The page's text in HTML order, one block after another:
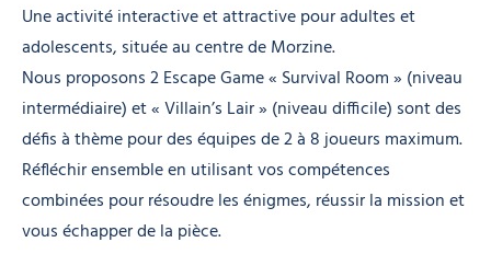
Une activité interactive et attractive pour adultes et
adolescents, située au centre de Morzine.
Nous proposons 2 Escape Game « Survival Room » (niveau
intermédiaire) et « Villain’s Lair » (niveau difficile) sont des
défis à thème pour des équipes de 2 à 8 joueurs maximum.
Réfléchir ensemble en utilisant vos compétences
combinées pour résoudre les énigmes, réussir la mission et
vous échapper de la pièce.